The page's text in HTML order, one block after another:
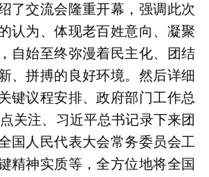
了交流会隆重开幕，强调此次
认为、体现老百姓意向、凝聚
自始至终弥漫着民主化、团结
、拼搏的良好环境。然后详细
键议程安排、政府部门工作总
关注、习近平总书记录下来团
国人民代表大会常务委员会工
精神实质等，全方位地将全国